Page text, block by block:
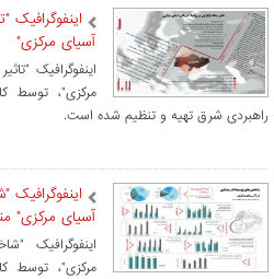
اینفوگرافیک
آسیای مرکزی"
اینفوگرافیک
مرکزی"، توسط
راهبردی شرق تهیه و تنظیم شده است.
آسیای مرکزی"
اینفوگرافیک
مرکزی"، توسط